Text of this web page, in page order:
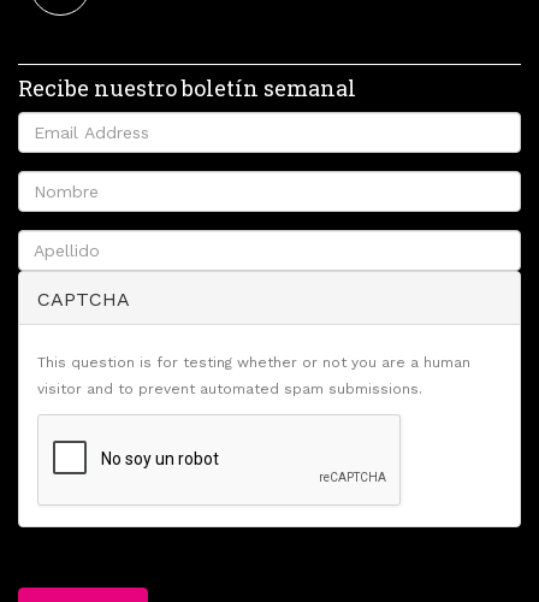
Recibe nuestro boletín semanal
CAPTCHA
This question is for testing whether or not you are a human
visitor and to prevent automated spam submissions.